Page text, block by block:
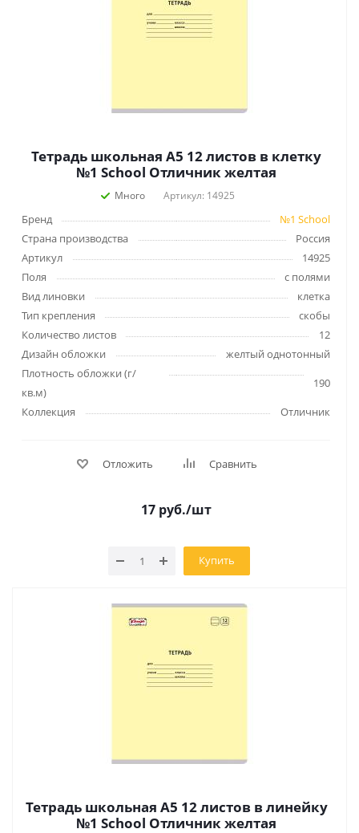
Тетрадь школьная А5 12 листов в клетку
№1 School Отличник желтая
Много Артикул: 14925
Бренд
№1 School
Страна производства
Россия
Артикул
14925
Поля
с полями
Вид линовки
клетка
Тип крепления
скобы
Количество листов
12
Дизайн обложки
желтый однотонный
Плотность обложки (г/
кв.м)
190
Коллекция
Отличник
Отложить Сравнить
17 руб./шт
Купить
Тетрадь школьная А5 12 листов в линейку
№1 School Отличник желтая